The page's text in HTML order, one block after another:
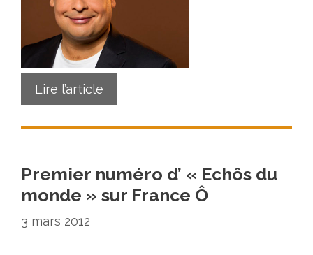
Lire l’article
Premier numéro d’ « Echôs du
monde » sur France Ô
3 mars 2012